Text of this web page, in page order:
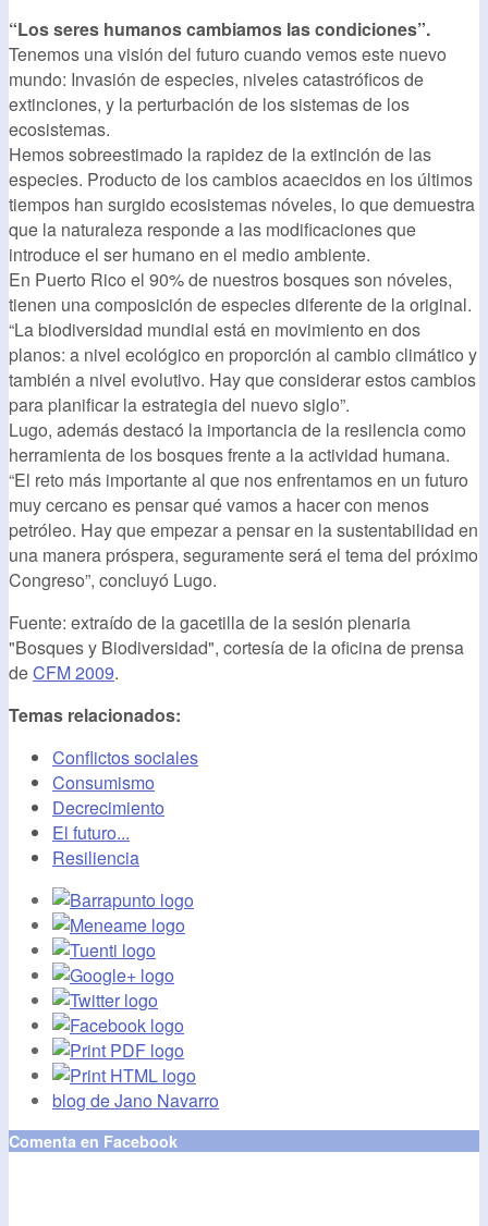
“Los seres humanos cambiamos las condiciones”.
Tenemos una visión del futuro cuando vemos este nuevo
mundo: Invasión de especies, niveles catastróficos de
extinciones, y la perturbación de los sistemas de los
ecosistemas.
Hemos sobreestimado la rapidez de la extinción de las
especies. Producto de los cambios acaecidos en los últimos
tiempos han surgido ecosistemas nóveles, lo que demuestra
que la naturaleza responde a las modificaciones que
introduce el ser humano en el medio ambiente.
En Puerto Rico el 90% de nuestros bosques son nóveles,
tienen una composición de especies diferente de la original.
“La biodiversidad mundial está en movimiento en dos
planos: a nivel ecológico en proporción al cambio climático y
también a nivel evolutivo. Hay que considerar estos cambios
para planificar la estrategia del nuevo siglo”.
Lugo, además destacó la importancia de la resilencia como
herramienta de los bosques frente a la actividad humana.
“El reto más importante al que nos enfrentamos en un futuro
muy cercano es pensar qué vamos a hacer con menos
petróleo. Hay que empezar a pensar en la sustentabilidad en
una manera próspera, seguramente será el tema del próximo
Congreso”, concluyó Lugo.
Fuente: extraído de la gacetilla de la sesión plenaria
"Bosques y Biodiversidad", cortesía de la oficina de prensa
deCFM 2009.
Temas relacionados:
Conflictos sociales
Consumismo
Decrecimiento
El futuro...
Resiliencia
blog de Jano Navarro
Comenta en Facebook